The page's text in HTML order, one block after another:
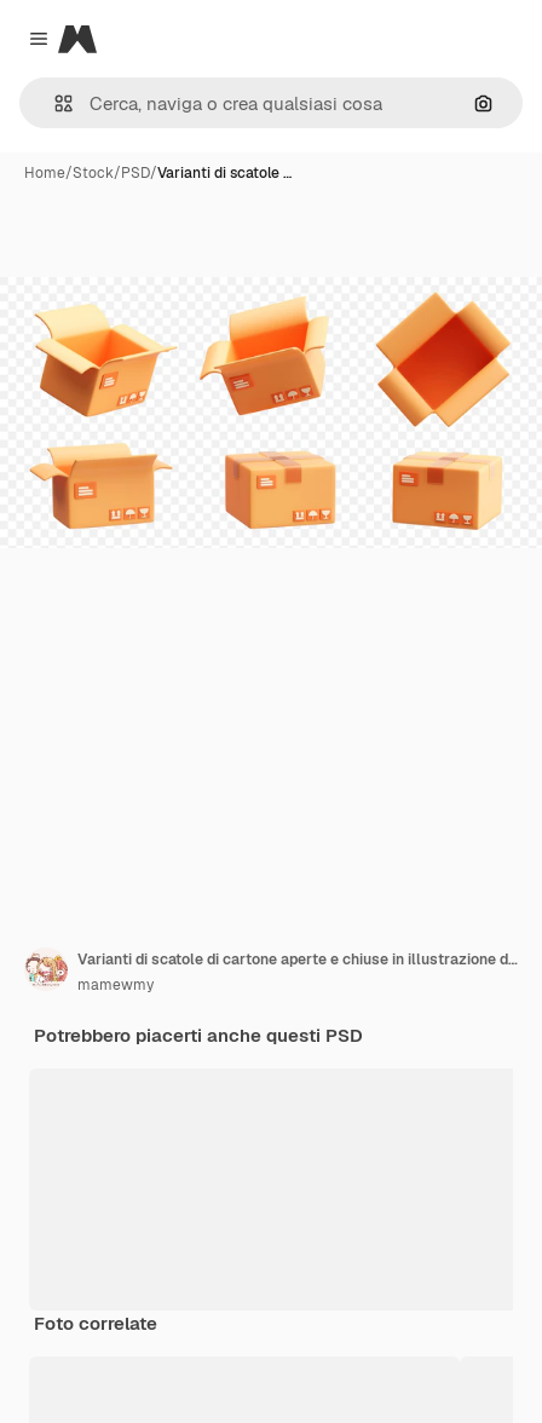
Close menu
Magnific
Cerca
Home/Stock/PSD/Varianti di scatole …
Varianti di scatole di cartone aperte e chiuse in illustrazione di sfondo 3D
mamewmy
Potrebbero piacerti anche questi PSD
Foto correlate